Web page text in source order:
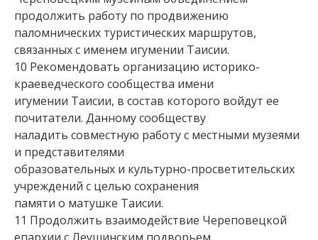
продолжить работу по продвижению
паломнических туристических маршрутов,
связанных с именем игумении Таисии.
10 Рекомендовать организацию историко-
краеведческого сообщества имени
игумении Таисии, в состав которого войдут ее
почитатели. Данному сообществу
наладить совместную работу с местными музеями
и представителями
образовательных и культурно-просветительских
учреждений с целью сохранения
памяти о матушке Таисии.
11 Продолжить взаимодействие Череповецкой